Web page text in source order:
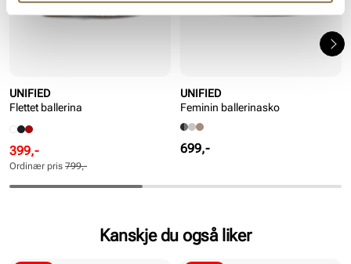
UNIFIED
Flettet ballerina
Rabattert
pris
Pris
399,-
Ordinær
pris
Pris
Ordinær pris 799,-
UNIFIED
Feminin ballerinasko
Pris
699,-
Kanskje du også liker